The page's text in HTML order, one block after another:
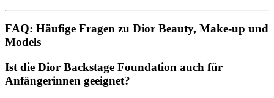
FAQ: Häufige Fragen zu Dior Beauty, Make-up und
Models
Ist die Dior Backstage Foundation auch für
Anfängerinnen geeignet?